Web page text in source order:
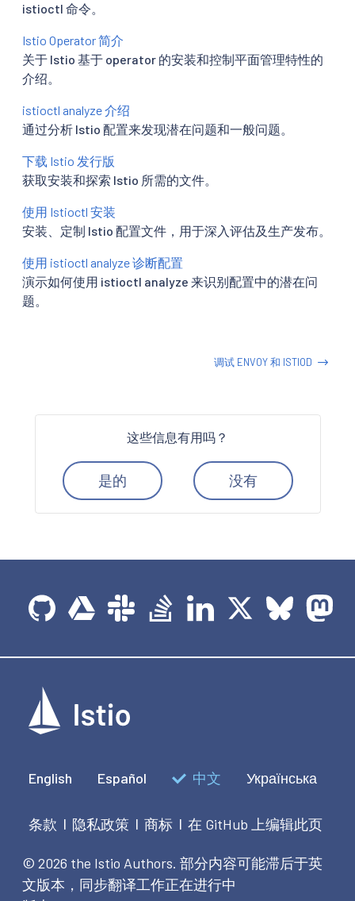
istioctl 命令。
Istio Operator 简介
关于 Istio 基于 operator 的安装和控制平面管理特性的
介绍。
istioctl analyze 介绍
通过分析 Istio 配置来发现潜在问题和一般问题。
下载 Istio 发行版
获取安装和探索 Istio 所需的文件。
使用 Istioctl 安装
安装、定制 Istio 配置文件，用于深入评估及生产发布。
使用 istioctl analyze 诊断配置
演示如何使用 istioctl analyze 来识别配置中的潜在问
题。
调试 ENVOY 和 ISTIOD
这些信息有用吗？
是的 没有
English Español 中文 Українська
条款 | 隐私政策 | 商标 | 在 GitHub 上编辑此页
© 2026 the Istio Authors. 部分内容可能滞后于英
文版本，同步翻译工作正在进行中